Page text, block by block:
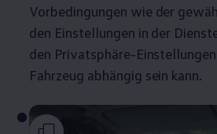
Vorbedingungen wie der
den Einstellungen in der
den Privatsphäre-
Fahrzeug abhängig sein kann.